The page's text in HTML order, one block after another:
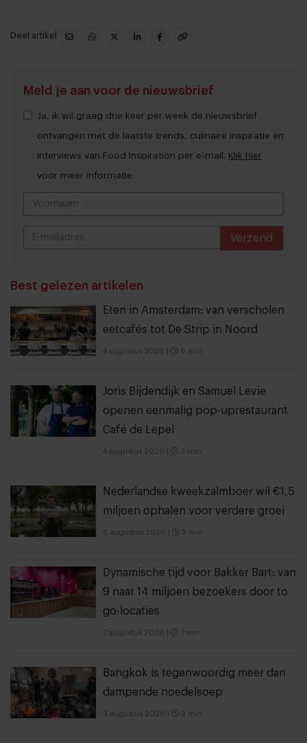
Deel artikel
Meld je aan voor de nieuwsbrief
Ja, ik wil graag drie keer per week de nieuwsbrief
ontvangen met de laatste trends, culinaire inspiratie en
interviews van Food Inspiration per e-mail. Klik hier
voor meer informatie.
Verzend
Best gelezen artikelen
Eten in Amsterdam: van verscholen
eetcafés tot De Strip in Noord
4 augustus 2026 6 min
Joris Bijdendijk en Samuel Levie
openen eenmalig pop-uprestaurant
Café de Lepel
4 augustus 2026 3 min
Nederlandse kweekzalmboer wil €1,5
miljoen ophalen voor verdere groei
6 augustus 2026 5 min
Dynamische tijd voor Bakker Bart: van
9 naar 14 miljoen bezoekers door to
go-locaties
7 augustus 2026 7 min
Bangkok is tegenwoordig meer dan
dampende noedelsoep
3 augustus 2026 3 min